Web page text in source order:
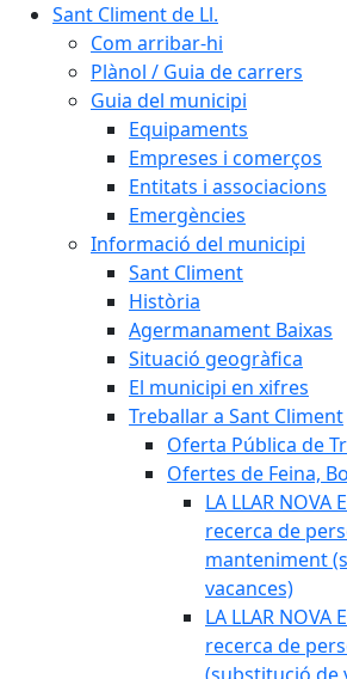
Sant Climent de Ll.
Com arribar-hi
Plànol / Guia de carrers
Guia del municipi
Equipaments
Empreses i comerços
Entitats i associacions
Emergències
Informació del municipi
Sant Climent
Història
Agermanament Baixas
Situació geogràfica
El municipi en xifres
Treballar a Sant Climent
Oferta Pública de
Ofertes de Feina,
LA LLAR NOVA
recerca de
manteniment
vacances)
LA LLAR NOVA
recerca de